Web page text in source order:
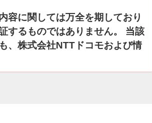
容に関しては万全を期しており
するものではありません。 当該
、株式会社NTTドコモおよび情